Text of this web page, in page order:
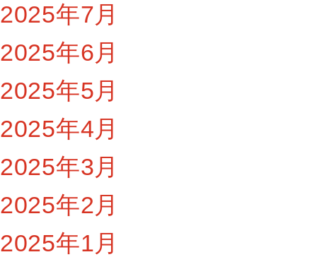
2025年7月
2025年6月
2025年5月
2025年4月
2025年3月
2025年2月
2025年1月